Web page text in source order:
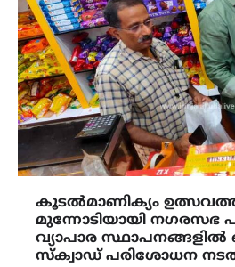
കൂടൽമാണിക്യം
മുന്നോടിയായി നഗരസഭ
വ്യാപാര
സ്‌ക്വാഡ് പരിശോധന